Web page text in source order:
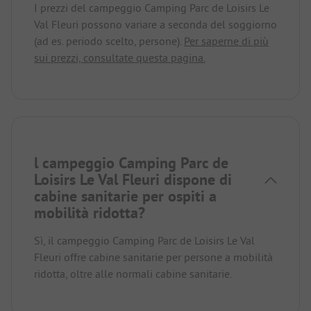
I prezzi del campeggio Camping Parc de Loisirs Le
Val Fleuri possono variare a seconda del soggiorno
(ad es. periodo scelto, persone). Per saperne di più
sui prezzi, consultate questa pagina.
l campeggio Camping Parc de
Loisirs Le Val Fleuri dispone di
cabine sanitarie per ospiti a
mobilità ridotta?
Sì, il campeggio Camping Parc de Loisirs Le Val
Fleuri offre cabine sanitarie per persone a mobilità
ridotta, oltre alle normali cabine sanitarie.